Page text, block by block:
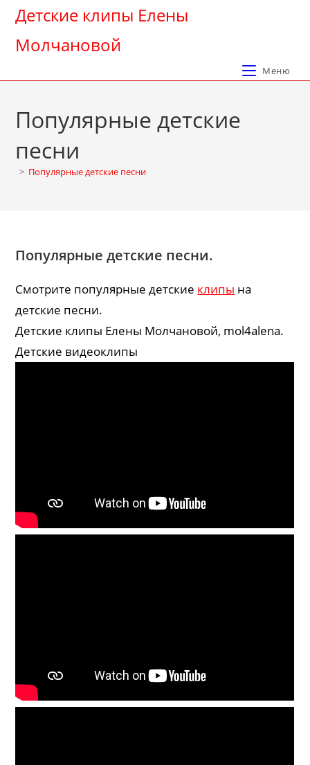
Перейти
содержимому
Детские клипы Елены
Молчановой
Меню
Популярные детские
песни
> Популярные детские песни
Популярные детские песни.
Смотрите популярные детские клипы на
детские песни.
Детские клипы Елены Молчановой, mol4alena.
Детские видеоклипы